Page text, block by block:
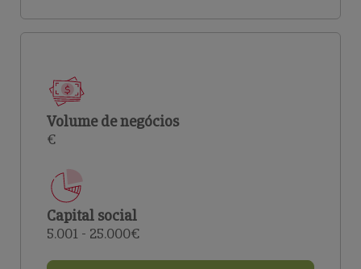
Volume de negócios
€
Capital social
5.001 - 25.000€